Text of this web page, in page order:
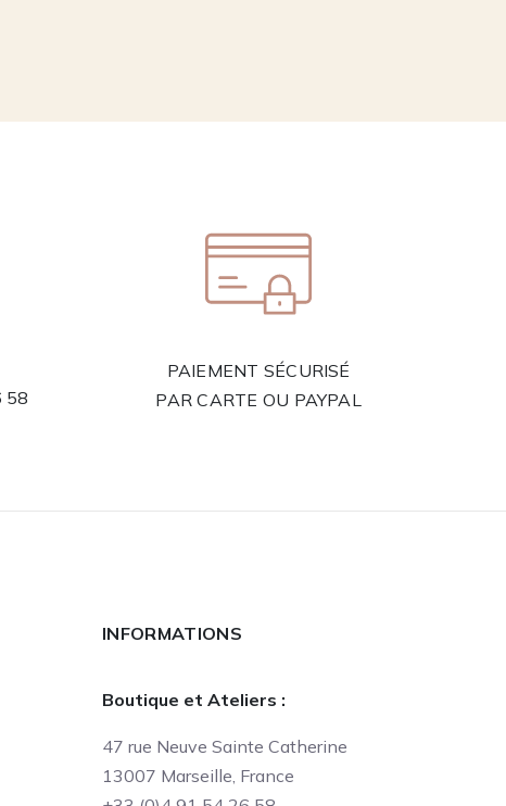
58
PAIEMENT SÉCURISÉ
PAR CARTE OU PAYPAL
INFORMATIONS
Boutique et Ateliers :
47 rue Neuve Sainte Catherine
13007 Marseille, France